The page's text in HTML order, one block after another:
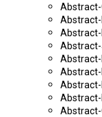
Abstract-
Abstract-
Abstract-I
Abstract-
Abstract-
Abstract-
Abstract-
Abstract-